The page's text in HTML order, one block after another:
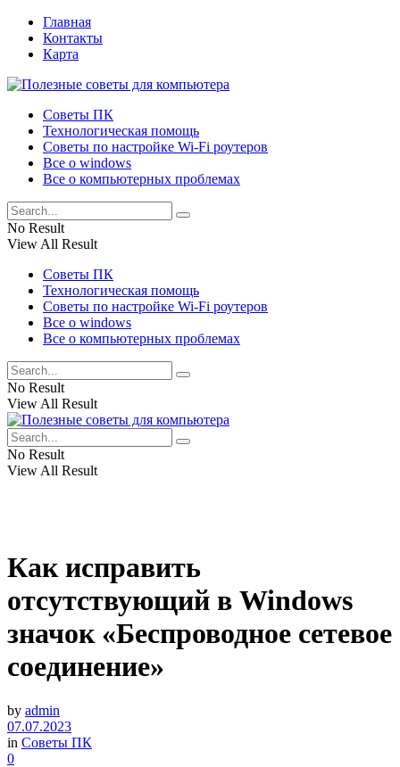
Главная
Контакты
Карта
Советы ПК
Технологическая помощь
Советы по настройке Wi-Fi роутеров
Все о windows
Все о компьютерных проблемах
No Result
View All Result
Советы ПК
Технологическая помощь
Советы по настройке Wi-Fi роутеров
Все о windows
Все о компьютерных проблемах
No Result
View All Result
No Result
View All Result
Как исправить
отсутствующий в Windows
значок «Беспроводное сетевое
соединение»
by admin
07.07.2023
in Советы ПК
0